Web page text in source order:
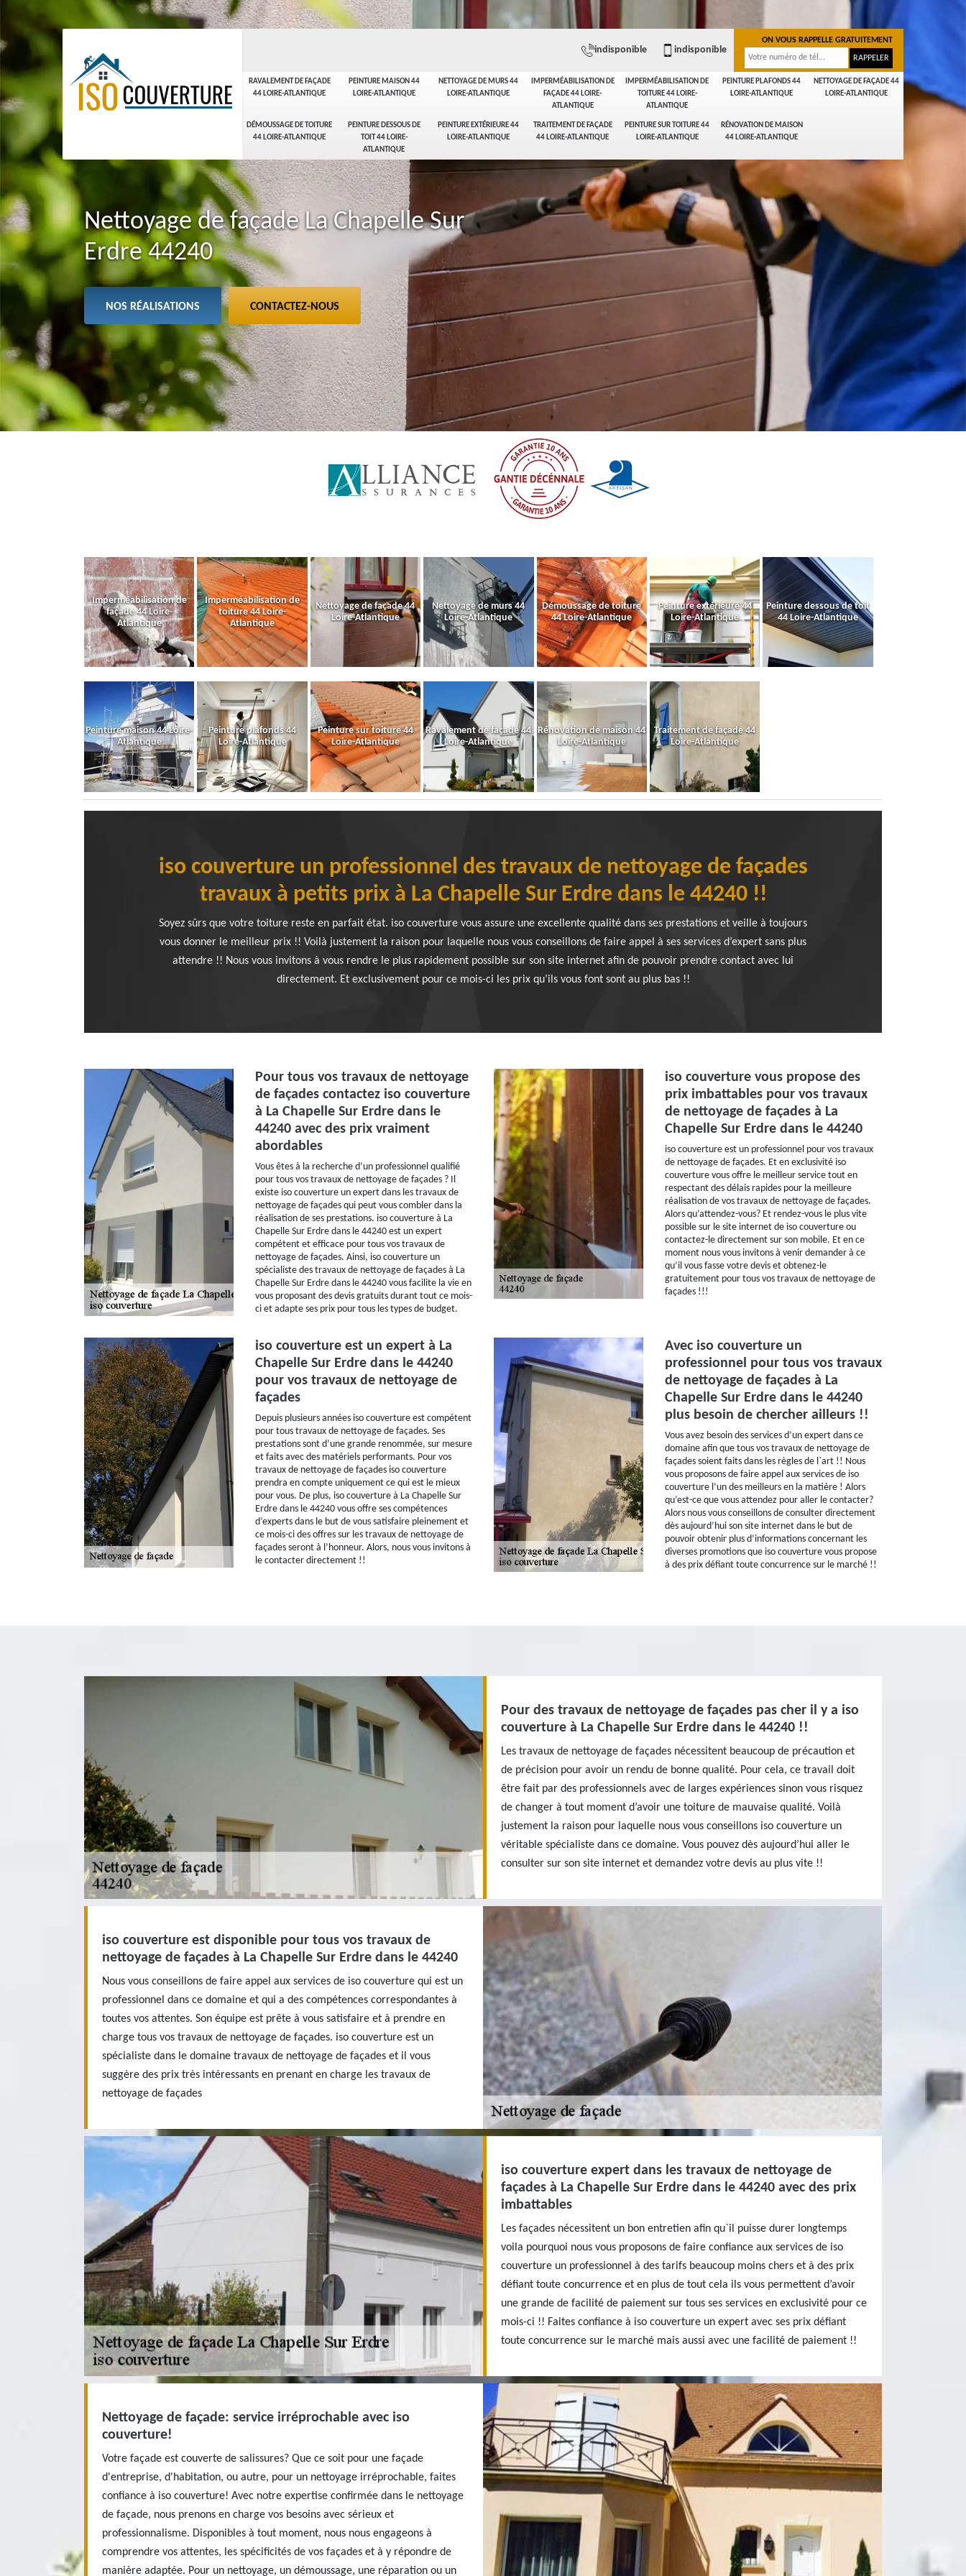
RAVALEMENT DE FAÇADE
44 LOIRE-ATLANTIQUE
PEINTURE MAISON 44
LOIRE-ATLANTIQUE
NETTOYAGE DE MURS 44
LOIRE-ATLANTIQUE
IMPERMÉABILISATION DE
FAÇADE 44 LOIRE-
ATLANTIQUE
IMPERMÉABILISATION DE
TOITURE 44 LOIRE-
ATLANTIQUE
PEINTURE PLAFONDS 44
LOIRE-ATLANTIQUE
NETTOYAGE DE FAÇADE 44
LOIRE-ATLANTIQUE
DÉMOUSSAGE DE TOITURE
44 LOIRE-ATLANTIQUE
PEINTURE DESSOUS DE
TOIT 44 LOIRE-
ATLANTIQUE
PEINTURE EXTÉRIEURE 44
LOIRE-ATLANTIQUE
TRAITEMENT DE FAÇADE
44 LOIRE-ATLANTIQUE
PEINTURE SUR TOITURE 44
LOIRE-ATLANTIQUE
RÉNOVATION DE MAISON
44 LOIRE-ATLANTIQUE
indisponible indisponible
ON VOUS RAPPELLE GRATUITEMENT
Nettoyage de façade La Chapelle Sur
Erdre 44240
NOS RÉALISATIONS CONTACTEZ-NOUS
Imperméabilisation de
façade 44 Loire-
Atlantique
Imperméabilisation de
toiture 44 Loire-
Atlantique
Nettoyage de façade 44
Loire-Atlantique
Nettoyage de murs 44
Loire-Atlantique
Démoussage de toiture
44 Loire-Atlantique
Peinture extérieure 44
Loire-Atlantique
Peinture dessous de toit
44 Loire-Atlantique
Peinture maison 44 Loire-
Atlantique
Peinture plafonds 44
Loire-Atlantique
Peinture sur toiture 44
Loire-Atlantique
Ravalement de façade 44
Loire-Atlantique
Rénovation de maison 44
Loire-Atlantique
Traitement de façade 44
Loire-Atlantique
iso couverture un professionnel des travaux de nettoyage de façades
travaux à petits prix à La Chapelle Sur Erdre dans le 44240 !!
Soyez sûrs que votre toiture reste en parfait état. iso couverture vous assure une excellente qualité dans ses prestations et veille à toujours
vous donner le meilleur prix !! Voilà justement la raison pour laquelle nous vous conseillons de faire appel à ses services d’expert sans plus
attendre !! Nous vous invitons à vous rendre le plus rapidement possible sur son site internet afin de pouvoir prendre contact avec lui
directement. Et exclusivement pour ce mois-ci les prix qu’ils vous font sont au plus bas !!
Pour tous vos travaux de nettoyage
de façades contactez iso couverture
à La Chapelle Sur Erdre dans le
44240 avec des prix vraiment
abordables
Vous êtes à la recherche d’un professionnel qualifié
pour tous vos travaux de nettoyage de façades ? Il
existe iso couverture un expert dans les travaux de
nettoyage de façades qui peut vous combler dans la
réalisation de ses prestations. iso couverture à La
Chapelle Sur Erdre dans le 44240 est un expert
compétent et efficace pour tous vos travaux de
nettoyage de façades. Ainsi, iso couverture un
spécialiste des travaux de nettoyage de façades à La
Chapelle Sur Erdre dans le 44240 vous facilite la vie en
vous proposant des devis gratuits durant tout ce mois-
ci et adapte ses prix pour tous les types de budget.
iso couverture vous propose des
prix imbattables pour vos travaux
de nettoyage de façades à La
Chapelle Sur Erdre dans le 44240
iso couverture est un professionnel pour vos travaux
de nettoyage de façades. Et en exclusivité iso
couverture vous offre le meilleur service tout en
respectant des délais rapides pour la meilleure
réalisation de vos travaux de nettoyage de façades.
Alors qu’attendez-vous? Et rendez-vous le plus vite
possible sur le site internet de iso couverture ou
contactez-le directement sur son mobile. Et en ce
moment nous vous invitons à venir demander à ce
qu’il vous fasse votre devis et obtenez-le
gratuitement pour tous vos travaux de nettoyage de
façades !!!
iso couverture est un expert à La
Chapelle Sur Erdre dans le 44240
pour vos travaux de nettoyage de
façades
Depuis plusieurs années iso couverture est compétent
pour tous travaux de nettoyage de façades. Ses
prestations sont d’une grande renommée, sur mesure
et faits avec des matériels performants. Pour vos
travaux de nettoyage de façades iso couverture
prendra en compte uniquement ce qui est le mieux
pour vous. De plus, iso couverture à La Chapelle Sur
Erdre dans le 44240 vous offre ses compétences
d’experts dans le but de vous satisfaire pleinement et
ce mois-ci des offres sur les travaux de nettoyage de
façades seront à l’honneur. Alors, nous vous invitons à
le contacter directement !!
Avec iso couverture un
professionnel pour tous vos travaux
de nettoyage de façades à La
Chapelle Sur Erdre dans le 44240
plus besoin de chercher ailleurs !!
Vous avez besoin des services d’un expert dans ce
domaine afin que tous vos travaux de nettoyage de
façades soient faits dans les règles de l`art !! Nous
vous proposons de faire appel aux services de iso
couverture l’un des meilleurs en la matière ! Alors
qu’est-ce que vous attendez pour aller le contacter?
Alors nous vous conseillons de consulter directement
dès aujourd’hui son site internet dans le but de
pouvoir obtenir plus d’informations concernant les
diverses promotions que iso couverture vous propose
à des prix défiant toute concurrence sur le marché !!
Pour des travaux de nettoyage de façades pas cher il y a iso
couverture à La Chapelle Sur Erdre dans le 44240 !!
Les travaux de nettoyage de façades nécessitent beaucoup de précaution et
de précision pour avoir un rendu de bonne qualité. Pour cela, ce travail doit
être fait par des professionnels avec de larges expériences sinon vous risquez
de changer à tout moment d’avoir une toiture de mauvaise qualité. Voilà
justement la raison pour laquelle nous vous conseillons iso couverture un
véritable spécialiste dans ce domaine. Vous pouvez dès aujourd’hui aller le
consulter sur son site internet et demandez votre devis au plus vite !!
iso couverture est disponible pour tous vos travaux de
nettoyage de façades à La Chapelle Sur Erdre dans le 44240
Nous vous conseillons de faire appel aux services de iso couverture qui est un
professionnel dans ce domaine et qui a des compétences correspondantes à
toutes vos attentes. Son équipe est prête à vous satisfaire et à prendre en
charge tous vos travaux de nettoyage de façades. iso couverture est un
spécialiste dans le domaine travaux de nettoyage de façades et il vous
suggère des prix très intéressants en prenant en charge les travaux de
nettoyage de façades
iso couverture expert dans les travaux de nettoyage de
façades à La Chapelle Sur Erdre dans le 44240 avec des prix
imbattables
Les façades nécessitent un bon entretien afin qu`il puisse durer longtemps
voila pourquoi nous vous proposons de faire confiance aux services de iso
couverture un professionnel à des tarifs beaucoup moins chers et à des prix
défiant toute concurrence et en plus de tout cela ils vous permettent d’avoir
une grande de facilité de paiement sur tous ses services en exclusivité pour ce
mois-ci !! Faites confiance à iso couverture un expert avec ses prix défiant
toute concurrence sur le marché mais aussi avec une facilité de paiement !!
Nettoyage de façade: service irréprochable avec iso
couverture!
Votre façade est couverte de salissures? Que ce soit pour une façade
d'entreprise, d'habitation, ou autre, pour un nettoyage irréprochable, faites
confiance à iso couverture! Avec notre expertise confirmée dans le nettoyage
de façade, nous prenons en charge vos besoins avec sérieux et
professionnalisme. Disponibles à tout moment, nous nous engageons à
comprendre vos attentes, les spécificités de vos façades et à y répondre de
manière adaptée. Pour un nettoyage, un démoussage, une réparation ou un